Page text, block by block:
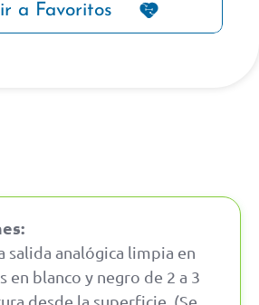
a Favoritos
salida analógica limpia en
en blanco y negro de 2 a 3
desde la superficie. (Se